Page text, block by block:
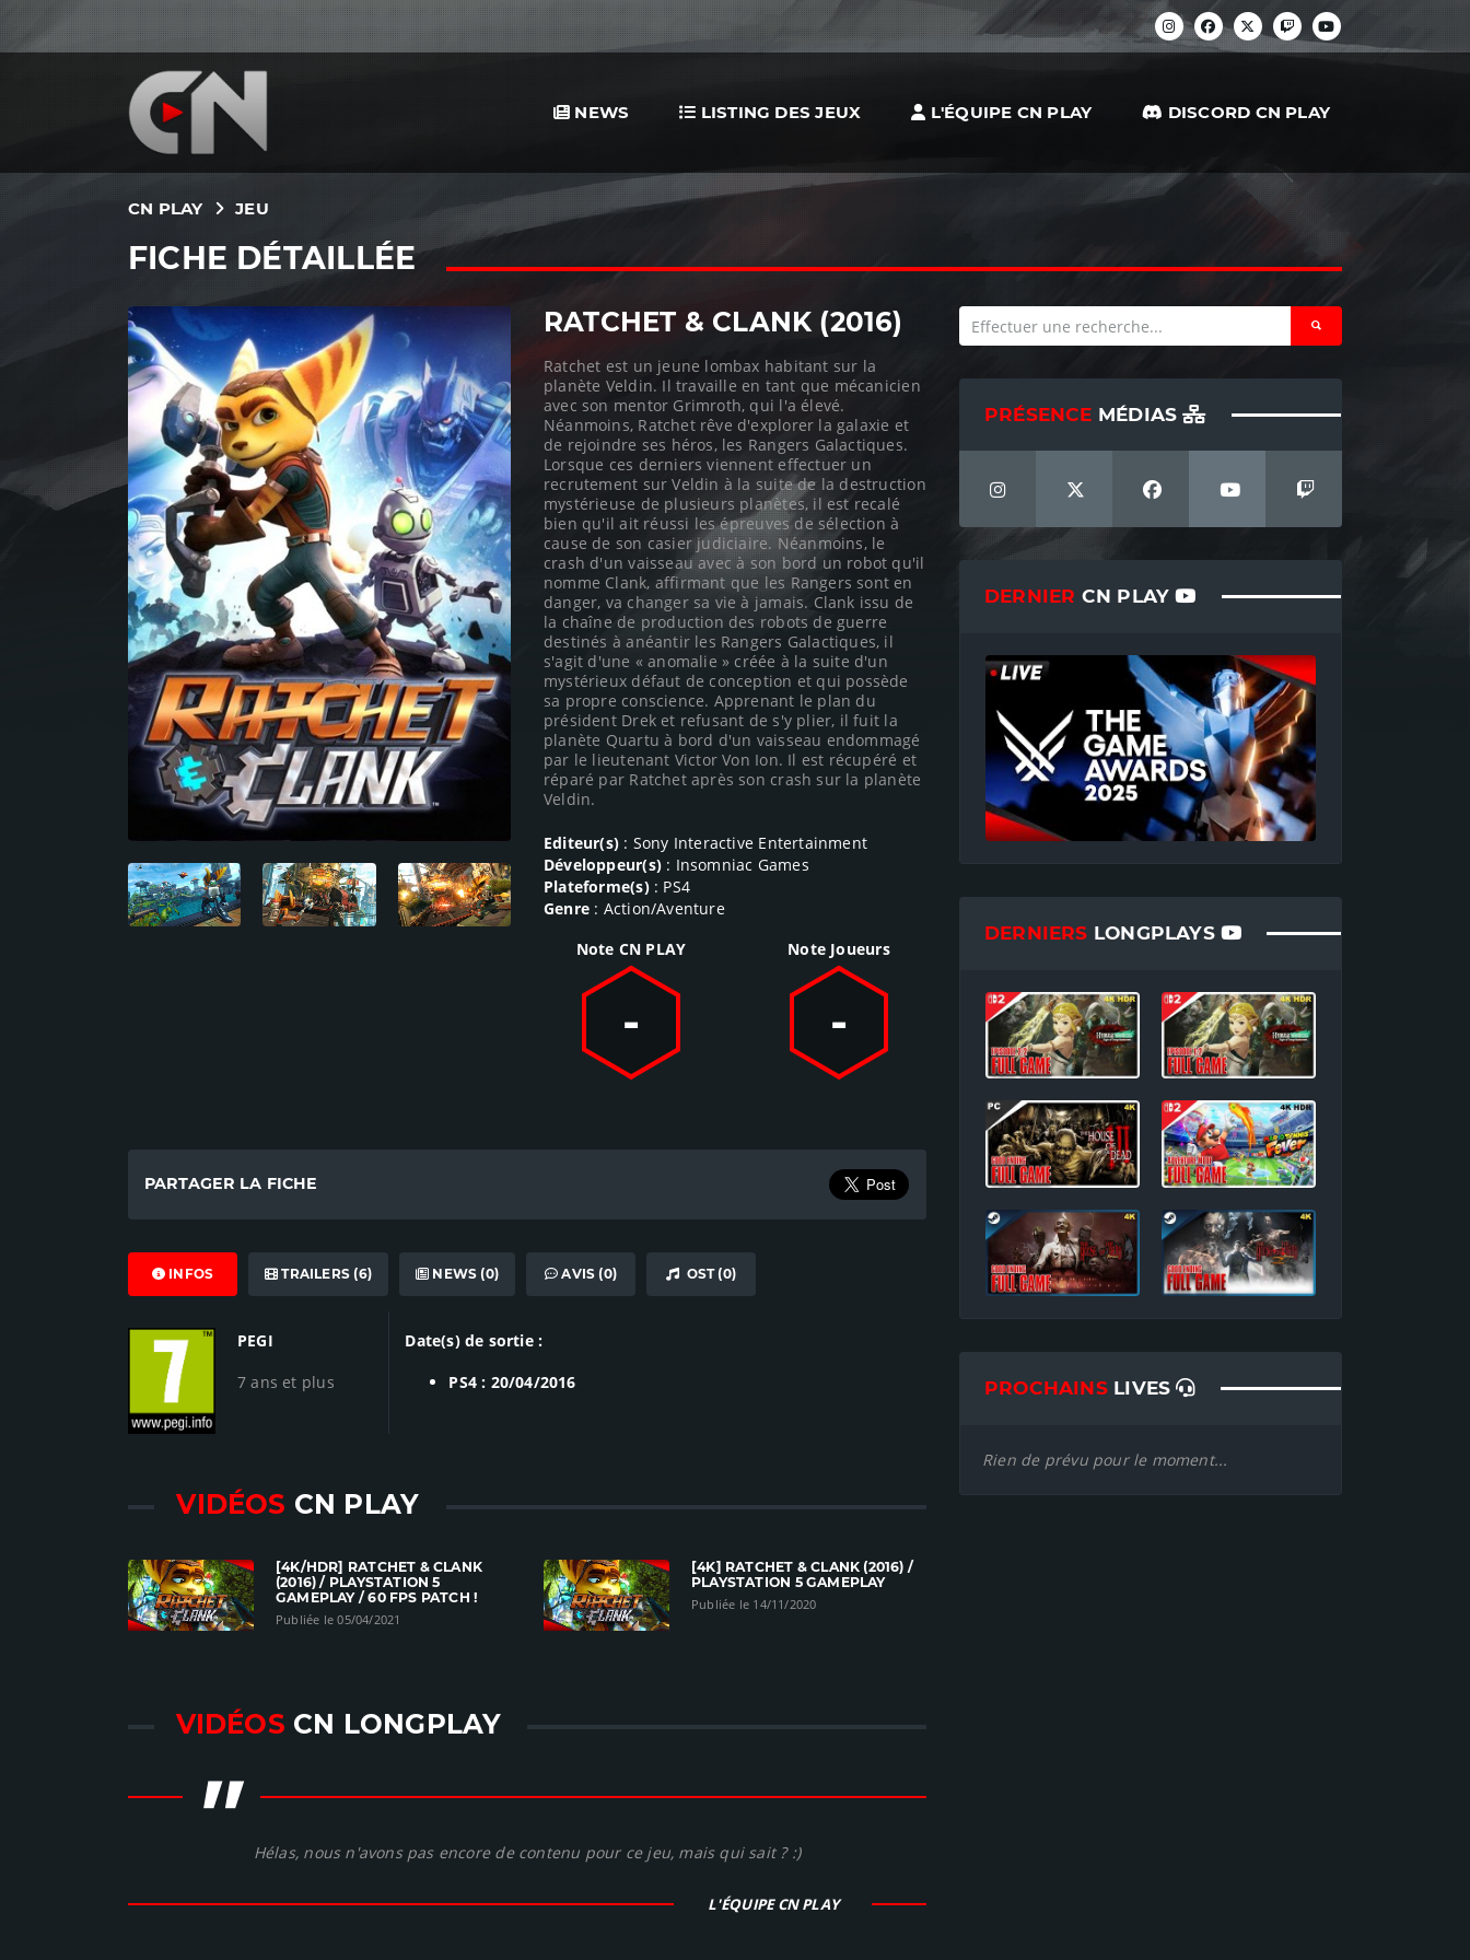
NEWS LISTING DES JEUX L'ÉQUIPE CN PLAY DISCORD CN PLAY
CN PLAY JEU
FICHE DÉTAILLÉE
RATCHET & CLANK (2016)
Ratchet est un jeune lombax habitant sur la
planète Veldin. Il travaille en tant que mécanicien
avec son mentor Grimroth, qui l'a élevé.
Néanmoins, Ratchet rêve d'explorer la galaxie et
de rejoindre ses héros, les Rangers Galactiques.
Lorsque ces derniers viennent effectuer un
recrutement sur Veldin à la suite de la destruction
mystérieuse de plusieurs planètes, il est recalé
bien qu'il ait réussi les épreuves de sélection à
cause de son casier judiciaire. Néanmoins, le
crash d'un vaisseau avec à son bord un robot qu'il
nomme Clank, affirmant que les Rangers sont en
danger, va changer sa vie à jamais. Clank issu de
la chaîne de production des robots de guerre
destinés à anéantir les Rangers Galactiques, il
s'agit d'une « anomalie » créée à la suite d'un
mystérieux défaut de conception et qui possède
sa propre conscience. Apprenant le plan du
président Drek et refusant de s'y plier, il fuit la
planète Quartu à bord d'un vaisseau endommagé
par le lieutenant Victor Von Ion. Il est récupéré et
réparé par Ratchet après son crash sur la planète
Veldin.
Editeur(s) : Sony Interactive Entertainment
Développeur(s): Insomniac Games
Plateforme(s): PS4
Genre : Action/Aventure
Note CN PLAY
-
Note Joueurs
-
PARTAGER LA FICHE
INFOS TRAILERS (6) NEWS (0) AVIS (0) OST (0)
PEGI
7 ans et plus
Date(s) de sortie :
PS4 : 20/04/2016
VIDÉOS CN PLAY
[4K/HDR] RATCHET & CLANK
(2016) / PLAYSTATION 5
GAMEPLAY / 60 FPS PATCH !
Publiée le 05/04/2021
[4K] RATCHET & CLANK (2016) /
PLAYSTATION 5 GAMEPLAY
Publiée le 14/11/2020
VIDÉOS CN LONGPLAY
" Hélas, nous n'avons pas encore de contenu pour ce jeu, mais qui sait ? :)
L'ÉQUIPE CN PLAY
PRÉSENCE MÉDIAS
DERNIER CN PLAY
DERNIERS LONGPLAYS
PROCHAINSLIVES
Rien de prévu pour le moment...